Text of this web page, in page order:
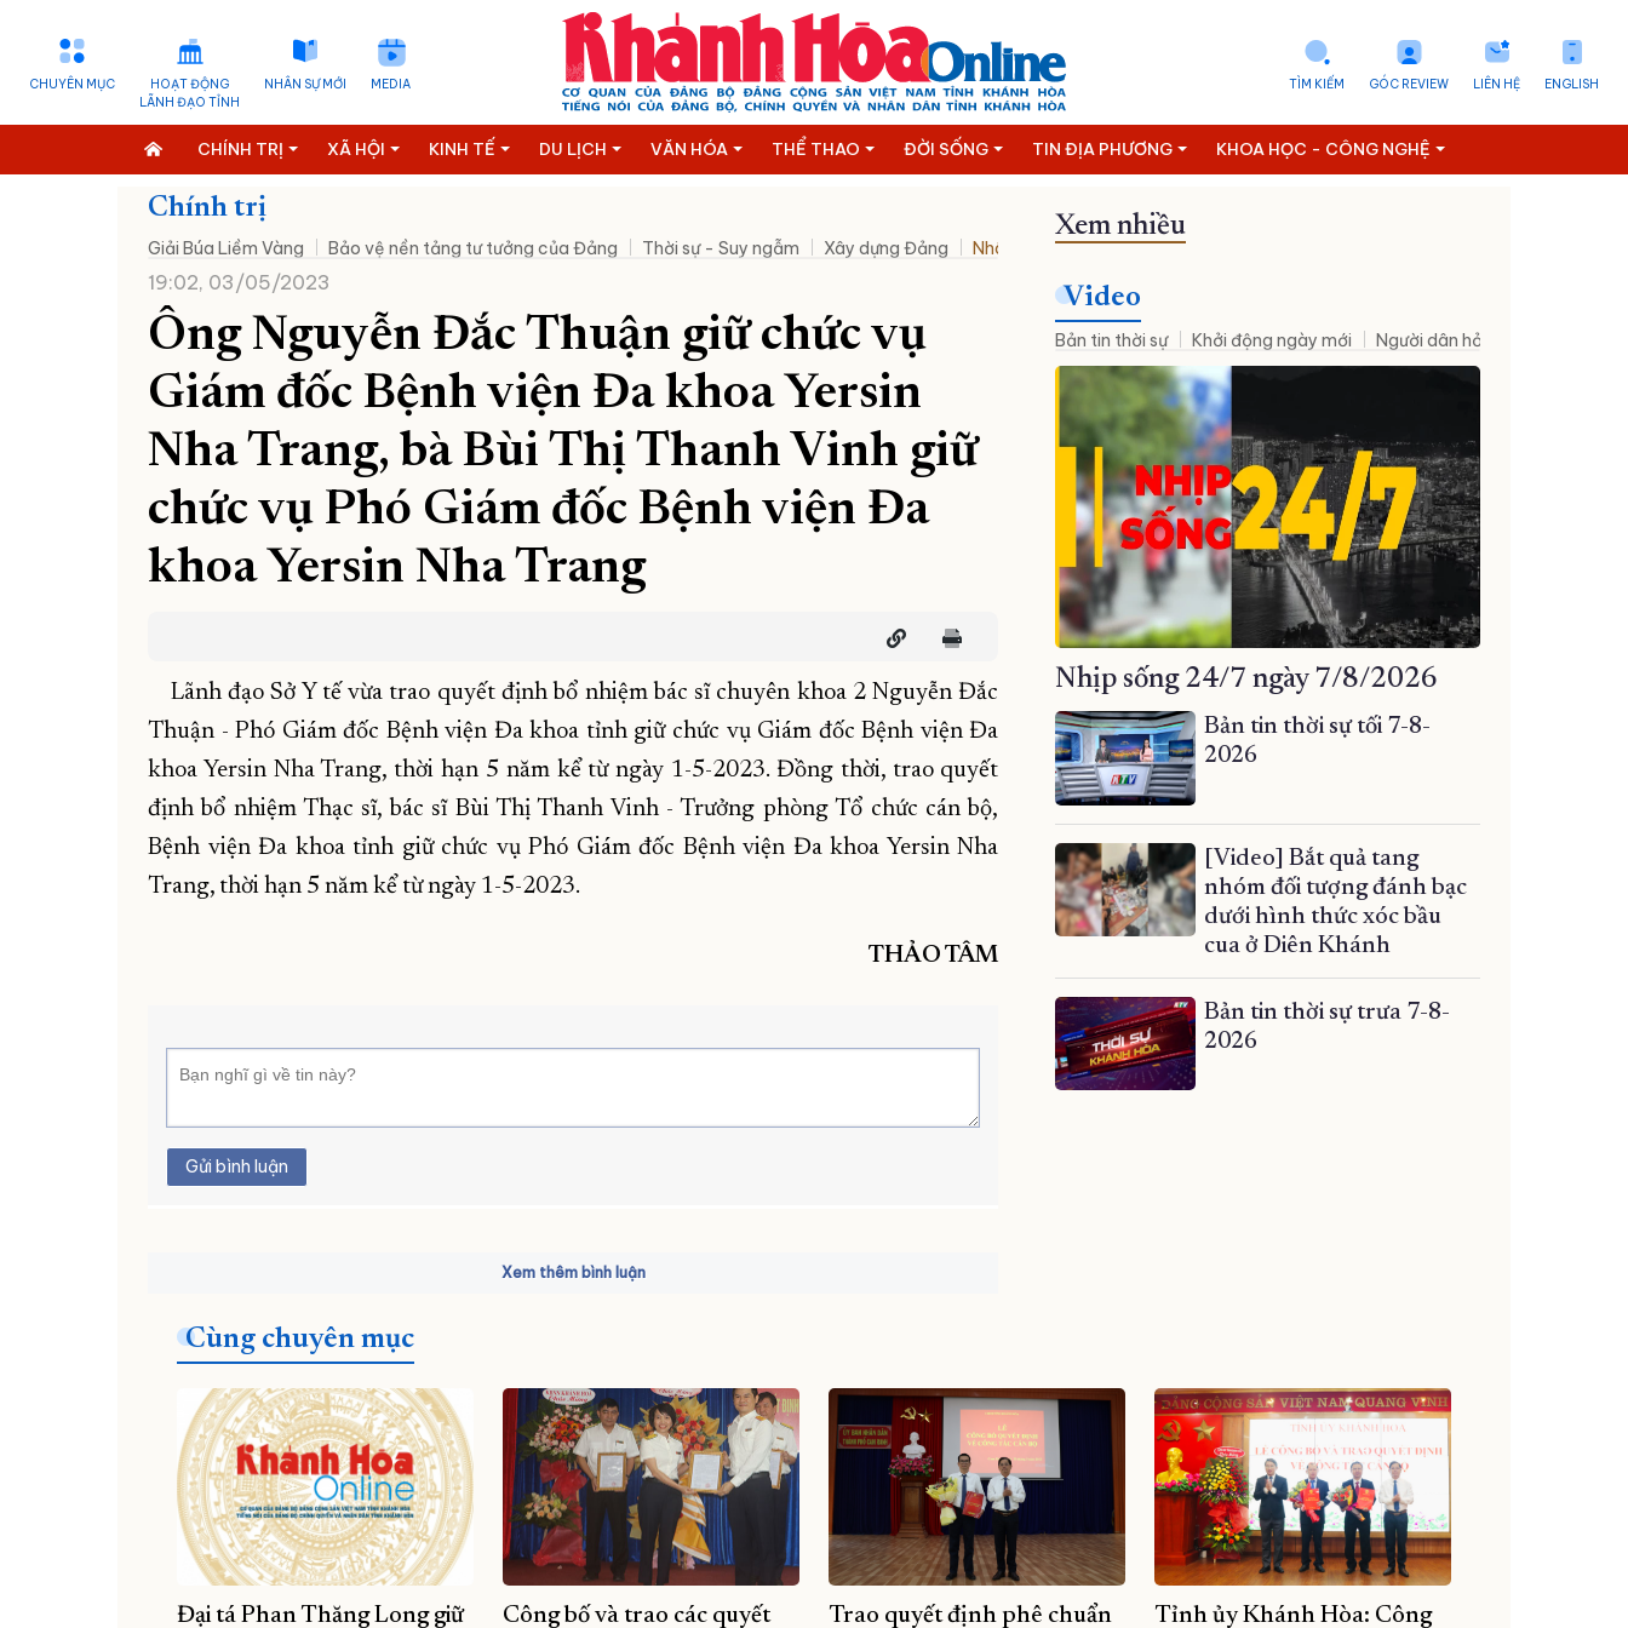
CHUYÊN MỤC
HOẠT ĐỘNG
LÃNH ĐẠO TỈNH
NHÂN SỰ MỚI MEDIA ENGLISH
LIÊN HỆ
GÓC REVIEW
TÌM KIẾM
CHÍNH TRỊ XÃ HỘI KINH TẾ DU LỊCH VĂN HÓA THỂ THAO ĐỜI SỐNG TIN ĐỊA PHƯƠNG KHOA HỌC - CÔNG NGHỆ
Chính trị
Giải Búa Liềm Vàng Bảo vệ nền tảng tư tưởng của Đảng Thời sự - Suy ngẫm Xây dựng Đảng Nhân sự mới Đưa NQ09 vào cuộc sống
19:02, 03/05/2023
Ông Nguyễn Đắc Thuận giữ chức vụ
Giám đốc Bệnh viện Đa khoa Yersin
Nha Trang, bà Bùi Thị Thanh Vinh giữ
chức vụ Phó Giám đốc Bệnh viện Đa
khoa Yersin Nha Trang
Lãnh đạo Sở Y tế vừa trao quyết định bổ nhiệm bác sĩ chuyên khoa 2 Nguyễn Đắc
Thuận - Phó Giám đốc Bệnh viện Đa khoa tỉnh giữ chức vụ Giám đốc Bệnh viện Đa
khoa Yersin Nha Trang, thời hạn 5 năm kể từ ngày 1-5-2023. Đồng thời, trao quyết
định bổ nhiệm Thạc sĩ, bác sĩ Bùi Thị Thanh Vinh - Trưởng phòng Tổ chức cán bộ,
Bệnh viện Đa khoa tỉnh giữ chức vụ Phó Giám đốc Bệnh viện Đa khoa Yersin Nha
Trang, thời hạn 5 năm kể từ ngày 1-5-2023.
THẢO TÂM
Gửi bình luận
Xem thêm bình luận
Xem nhiều
Video
Bản tin thời sự Khởi động ngày mới Người dân hỏi – Cơ quan nhà
Nhịp sống 24/7 ngày 7/8/2026
Bản tin thời sự tối 7-8-
2026
[Video] Bắt quả tang
nhóm đối tượng đánh bạc
dưới hình thức xóc bầu
cua ở Diên Khánh
Bản tin thời sự trưa 7-8-
2026
Cùng chuyên mục
Đại tá Phan Thăng Long giữ Công bố và trao các quyết Trao quyết định phê chuẩn Tỉnh ủy Khánh Hòa: Công